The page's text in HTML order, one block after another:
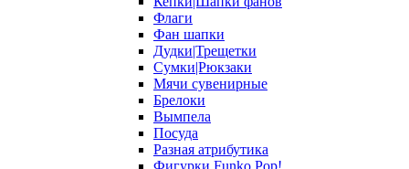
Флаги
Фан шапки
Дудки|Трещетки
Сумки|Рюкзаки
Мячи сувенирные
Брелоки
Вымпела
Посуда
Разная атрибутика
Фигурки Funko Pop!